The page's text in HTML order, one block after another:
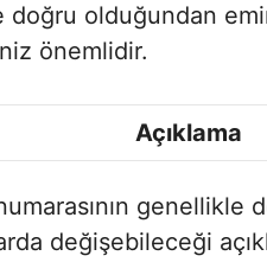
doğru olduğundan
önemlidir.
Açıklama
genellikle
değişebileceği